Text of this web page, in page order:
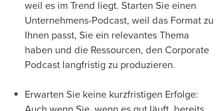
weil es im Trend liegt. Starten Sie einen
Unternehmens-Podcast, weil das Format zu
Ihnen passt, Sie ein relevantes Thema
haben und die Ressourcen, den Corporate
Podcast langfristig zu produzieren.
Erwarten Sie keine kurzfristigen Erfolge: